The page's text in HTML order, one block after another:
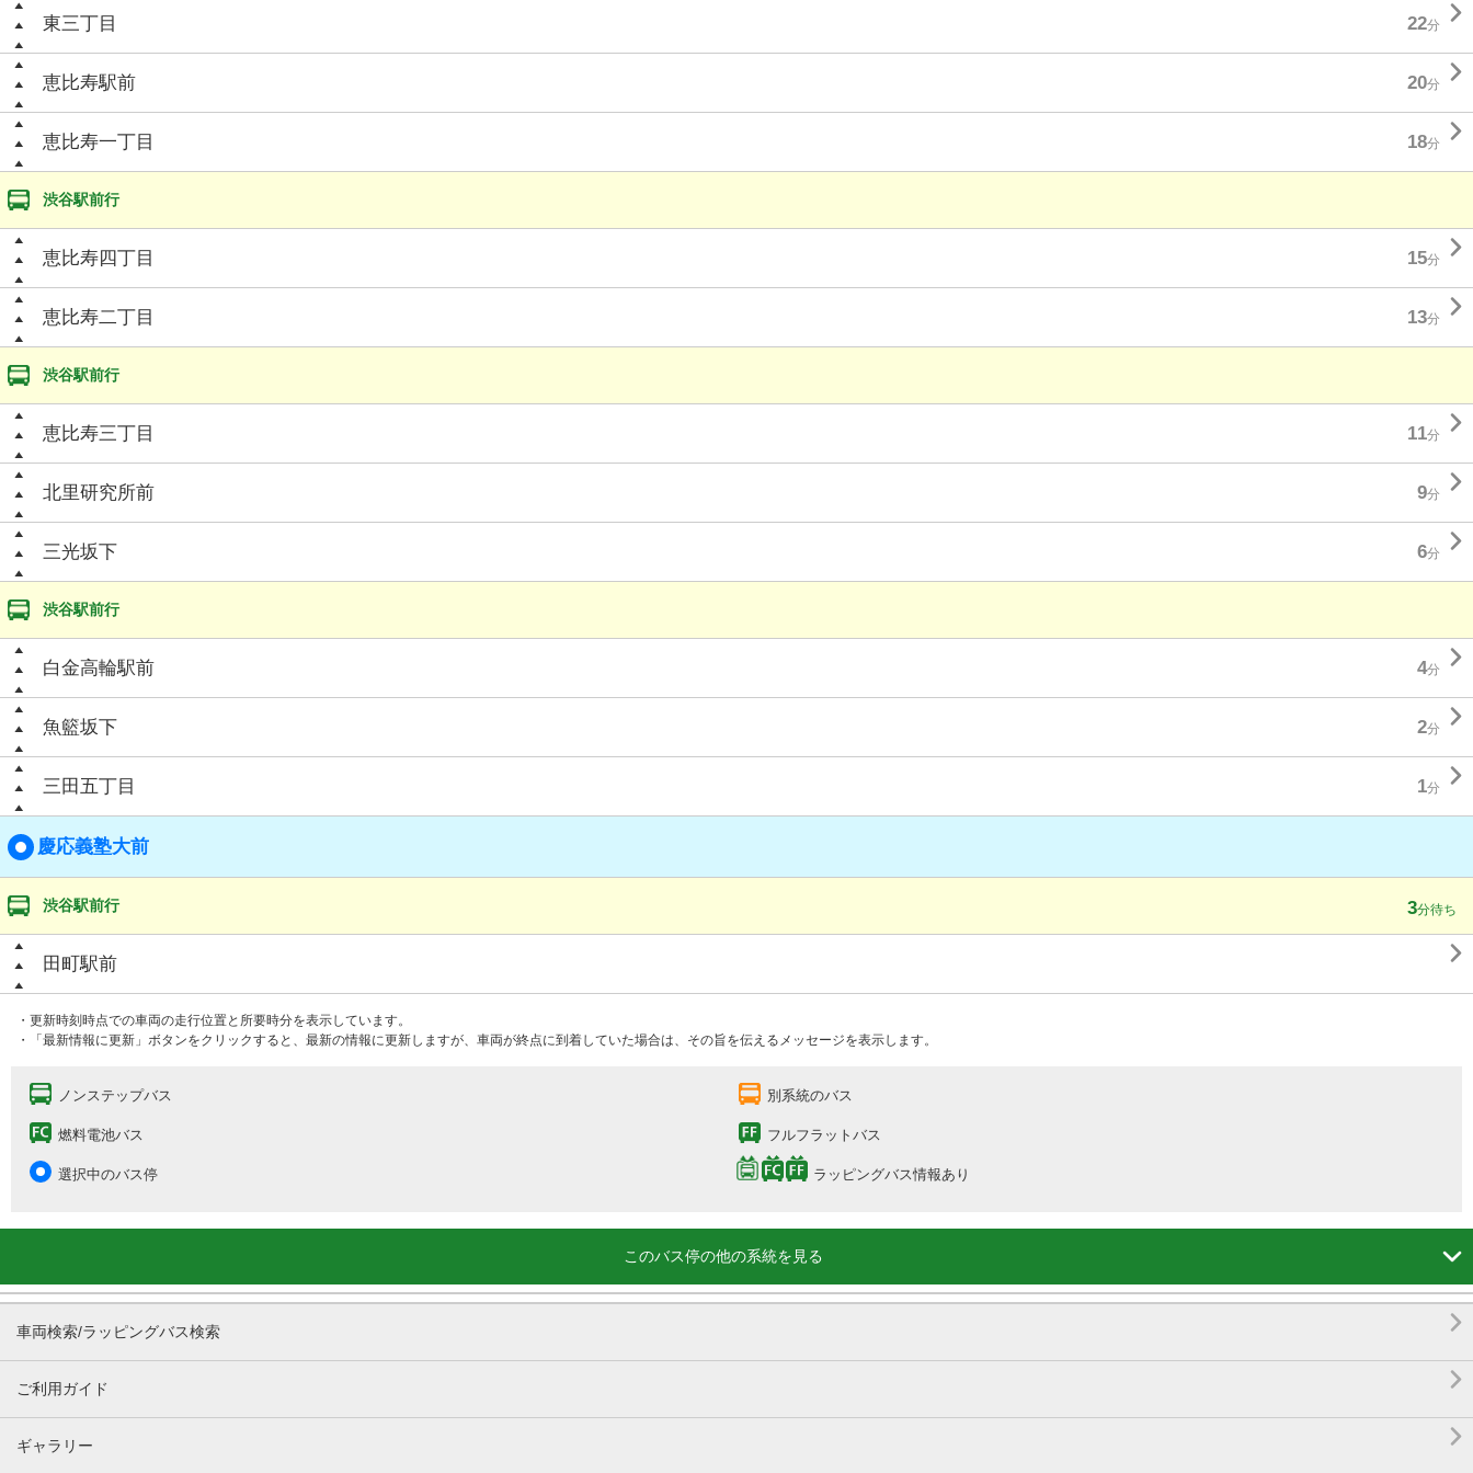
東三丁目 22分 
恵比寿駅前 20分 
恵比寿一丁目 18分 
渋谷駅前行
恵比寿四丁目 15分 
恵比寿二丁目 13分 
渋谷駅前行
恵比寿三丁目 11分 
北里研究所前 9分 
三光坂下 6分 
渋谷駅前行
白金高輪駅前 4分 
魚籃坂下 2分 
三田五丁目 1分 
慶応義塾大前
渋谷駅前行 3分待ち
田町駅前 
・更新時刻時点での車両の走行位置と所要時分を表示しています。
・「最新情報に更新」ボタンをクリックすると、最新の情報に更新しますが、車両が終点に到着していた場合は、その旨を伝えるメッセージを表示します。
ノンステップバス 別系統のバス
燃料電池バス フルフラットバス
選択中のバス停 ラッピングバス情報あり
このバス停の他の系統を見る 
車両検索/ラッピングバス検索 
ご利用ガイド 
ギャラリー 